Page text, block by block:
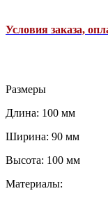
Условия заказа,
Размеры
Длина: 100 мм
Ширина: 90 мм
Высота: 100 мм
Материалы: